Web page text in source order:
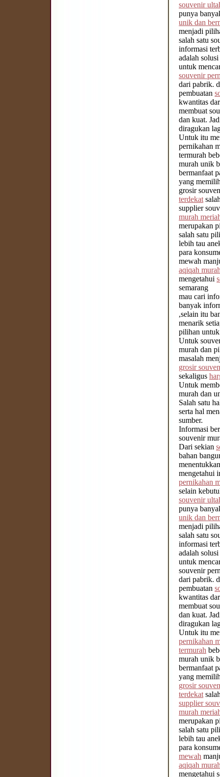
souvenir
punya
unik dan
menjadi
salah satu
informasi
adalah
untuk
souvenir
dari pabrik.
pembuatan
kwantitas
membuat
dan kuat.
diragukan
Untuk itu
pernikahan
termurah
murah unik
bermanfaat
yang
grosir
terdekat
supplier
murah
merupakan
salah satu
lebih tau
para
mewah
aqiqah
mengetahui
semarang
mau cari
banyak
,selain itu
menarik
pilihan
Untuk
murah dan
masalah
grosir
sekaligus
Untuk
murah dan
Salah satu
serta hal
sumber.
Informasi
souvenir
Dari sekian
bahan
mengetahui
pernikahan
selain
souvenir
punya
unik dan
menjadi
salah satu
informasi
adalah
untuk
souvenir
dari pabrik.
pembuatan
kwantitas
membuat
dan kuat.
diragukan
Untuk itu
pernikahan
termurah
murah unik
bermanfaat
yang
grosir
terdekat
supplier
murah
merupakan
salah satu
lebih tau
para
mewah
aqiqah
mengetahui